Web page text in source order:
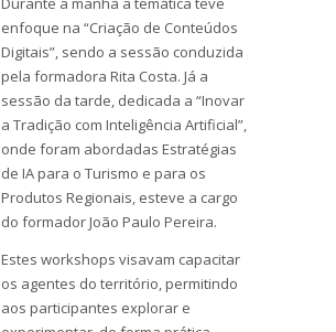
enfoque na “Criação de Conteúdos
Digitais”, sendo a sessão conduzida
pela formadora Rita Costa. Já a
sessão da tarde, dedicada a “Inovar
a Tradição com Inteligência Artificial”,
onde foram abordadas Estratégias
de IA para o Turismo e para os
Produtos Regionais, esteve a cargo
do formador João Paulo Pereira.
Estes workshops visavam capacitar
os agentes do território, permitindo
aos participantes explorar e